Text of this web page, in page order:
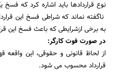
نوع قراردادها باید اشاره کرد که
ناگفته نماند که شراطی فسخ این
به برخی ازشرایطی که باعث فسخ این
در صورت فوت کارگر:
از لحاظ قانونی و حقوقی، این واقعه
قرارداد محسوب می شود.